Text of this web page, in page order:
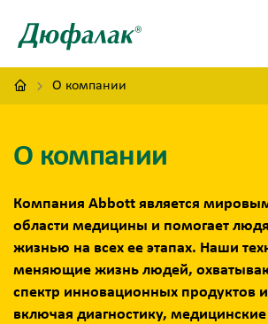
О компании
О компании
Компания Abbott является
области медицины и помогает
жизнью на всех ее этапах. Наши
меняющие жизнь людей,
спектр инновационных продуктов
включая диагностику, медицинские